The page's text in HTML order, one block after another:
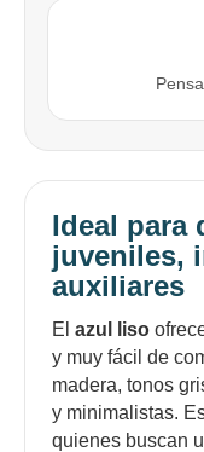
Ideal para
juveniles,
auxiliares
El azul liso
y muy fácil de
madera, tonos
y minimalistas.
quienes buscan